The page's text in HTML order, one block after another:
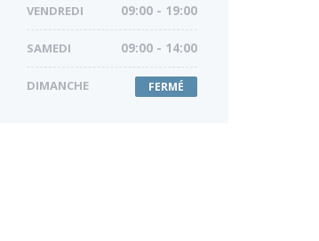
VENDREDI 09:00 - 19:00
SAMEDI 09:00 - 14:00
DIMANCHE FERMÉ